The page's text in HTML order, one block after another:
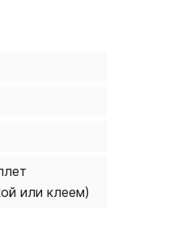
или клеем)